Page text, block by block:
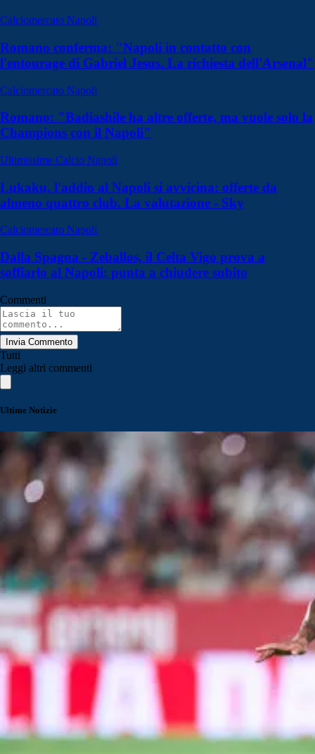
Calciomercato Napoli
Romano conferma: "Napoli in contatto con
l'entourage di Gabriel Jesus. La richiesta dell'Arsenal"
Calciomercato Napoli
Romano: "Badiashile ha altre offerte, ma vuole solo la
Champions con il Napoli"
Ultimissime Calcio Napoli
Lukaku, l'addio al Napoli si avvicina: offerte da
almeno quattro club. La valutazione - Sky
Calciomercato Napoli
Dalla Spagna - Zeballos, il Celta Vigo prova a
soffiarlo al Napoli: punta a chiudere subito
Commenti
Invia Commento
Tutti
Leggi altri commenti
Ultime Notizie